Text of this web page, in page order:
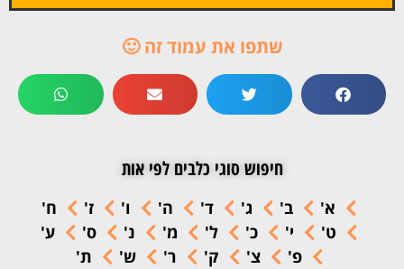
שתפו את עמוד זה 🙂
חיפוש סוגי כלבים לפי אות
א' ב' ג' ד' ה' ו' ז'
ח'
ט'
י' כ' ל' מ' נ' ס'
ע'
פ'
צ' ק' ר' ש' ת'